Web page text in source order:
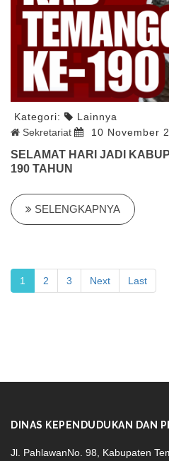
Kategori:
Lainnya
Sekretariat
10 November
SELAMAT HARI JADI
190 TAHUN
SELENGKAPNYA
1 2 3 Next Last
DINAS KEPENDUDUKAN DAN
Jl. PahlawanNo. 98, Kabupaten